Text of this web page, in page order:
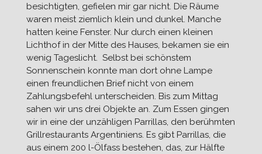
besichtigten, gefielen mir gar nicht. Die Räume
waren meist ziemlich klein und dunkel. Manche
hatten keine Fenster. Nur durch einen kleinen
Lichthof in der Mitte des Hauses, bekamen sie ein
wenig Tageslicht. Selbst bei schönstem
Sonnenschein konnte man dort ohne Lampe
einen freundlichen Brief nicht von einem
Zahlungsbefehl unterscheiden. Bis zum Mittag
sahen wir uns drei Objekte an. Zum Essen gingen
wir in eine der unzähligen Parrillas, den berühmten
Grillrestaurants Argentiniens. Es gibt Parrillas, die
aus einem 200 l-Ölfass bestehen, das, zur Hälfte